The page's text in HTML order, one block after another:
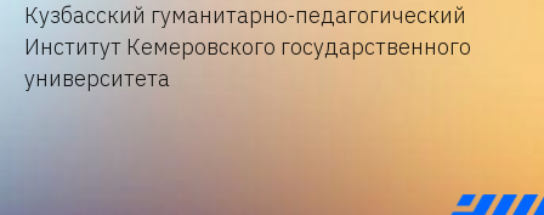
Кузбасский гуманитарно-педагогический
Институт Кемеровского государственного
университета